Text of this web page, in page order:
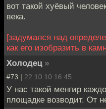
вот такой хуёвый
века.
[задумался над
как его изобразить в
Холодец »
#73 | 22.10.10 16:45
У нас такой менгир
площадке возводит. От